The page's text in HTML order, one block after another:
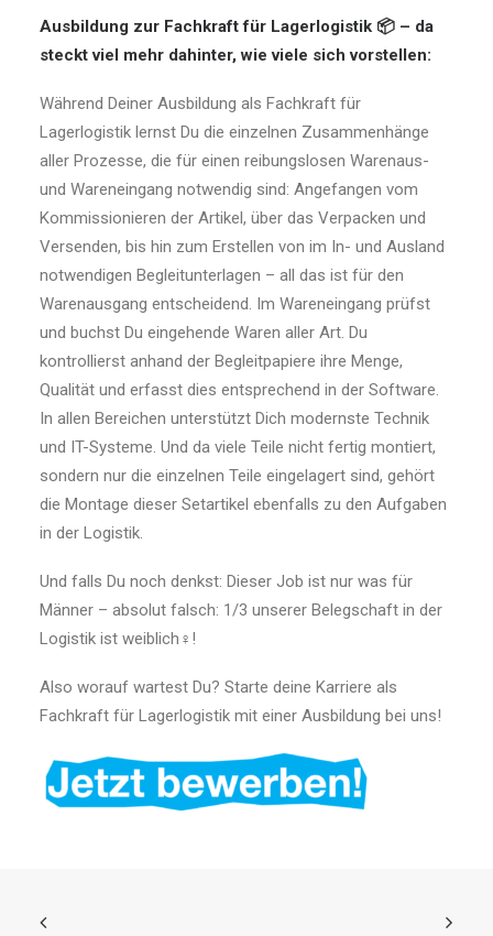
Ausbildung zur Fachkraft für Lagerlogistik 📦 – da
steckt viel mehr dahinter, wie viele sich vorstellen:
Während Deiner Ausbildung als Fachkraft für
Lagerlogistik lernst Du die einzelnen Zusammenhänge
aller Prozesse, die für einen reibungslosen Warenaus-
und Wareneingang notwendig sind: Angefangen vom
Kommissionieren der Artikel, über das Verpacken und
Versenden, bis hin zum Erstellen von im In- und Ausland
notwendigen Begleitunterlagen – all das ist für den
Warenausgang entscheidend. Im Wareneingang prüfst
und buchst Du eingehende Waren aller Art. Du
kontrollierst anhand der Begleitpapiere ihre Menge,
Qualität und erfasst dies entsprechend in der Software.
In allen Bereichen unterstützt Dich modernste Technik
und IT-Systeme. Und da viele Teile nicht fertig montiert,
sondern nur die einzelnen Teile eingelagert sind, gehört
die Montage dieser Setartikel ebenfalls zu den Aufgaben
in der Logistik.
Und falls Du noch denkst: Dieser Job ist nur was für
Männer – absolut falsch: 1/3 unserer Belegschaft in der
Logistik ist weiblich♀!
Also worauf wartest Du? Starte deine Karriere als
Fachkraft für Lagerlogistik mit einer Ausbildung bei uns!